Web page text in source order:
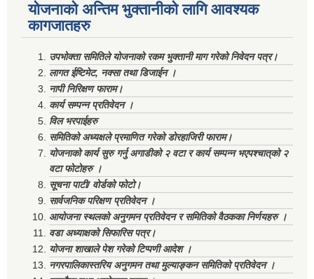
योजनाको अन्तिम भुक्तानीको लागि आवश्यक
कागजातहरु
उपभोक्ता समितिले योजनाको रकम भुक्तानी माग गरेको निवेदन पत्र।
लागत ईष्टिमेट, नक्सा तथा डिजाईन ।
नापी निरिक्षण फाराम।
कार्य सम्पन्न प्रतिवेदन ।
विल भरपाईहरु
समितिको अध्यक्षले प्रमाणित गरेको डोरहाजिरी फाराम।
योजनाको कार्य सुरु गर्नु अगाडीको २ वटा र कार्य सम्पन्न भएपश्चात्‌को २
वटा फोटोहरु ।
सूचना पाटी/ वोर्डको फोटो।
सार्वजनिक परिक्षण प्रतिवेदन ।
आयोजना स्थलको अनुगमन प्रतिवेदन र समितिको वैठकका निर्णयहरु ।
वडा अध्याक्षको सिफारिस पत्र।
योजना शाखाले पेश गरेको टिप्पणी आदेश ।
नगरपालिकास्तरिय अनुगमन तथा मुल्याङ्कन समितिको प्रतिवेदन ।